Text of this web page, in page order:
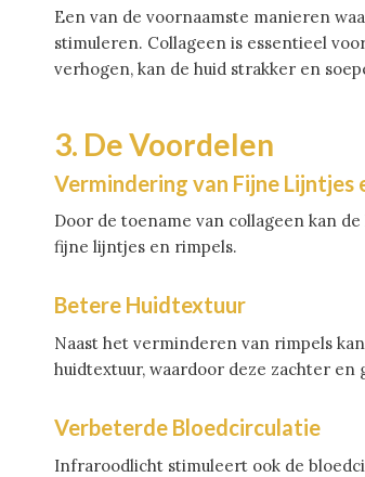
Een van de voornaamste manieren
stimuleren. Collageen is essentieel
verhogen, kan de huid strakker en
3. De Voordelen
Vermindering van Fijne Lijntjes
Door de toename van collageen kan
fijne lijntjes en rimpels.
Betere Huidtextuur
Naast het verminderen van rimpels
huidtextuur, waardoor deze zachter en
Verbeterde Bloedcirculatie
Infraroodlicht stimuleert ook de